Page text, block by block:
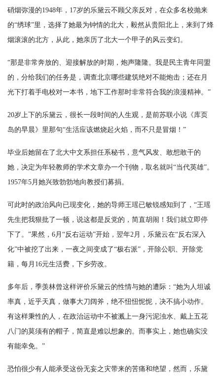
硝烟弥漫的1948年，17岁的乐黛云不顾父亲反对，在众多名校抛来
的“绣球”里，选择了她最为钟情的北大，毅然从贵阳北上，来到了烽
烟滚滚的北方，从此，她亲历了北大一个甲子的风云变幻。
“那是非常奔放的、迎接解放的时期，炮声隆隆。我是民主青年同盟
的，分给我们的任务是，调查北京哪些建筑绝对不能炮击；还在月
光下打着手电校对一本书，地下工作那时非常符合我的浪漫精神。”
20岁上下的乐黛云，很长一段时间的人生观，是前苏联小说《库页
岛的早晨》里那句“生活应该燃烧起火焰，而不只是冒烟！”
毕业后她留在了北大中文系担任系秘书，意气风发、敢想敢干的
她，决定为年轻教师的学术文章办一个刊物，取名就叫“当代英雄”。
1957年5月她兴致勃勃地向教授们募捐。
可此时的政治风向已现变化，她的导师王瑶已敏锐感知到了，“王瑶
先生把我狠批了一顿，说这都是反党的，简直胡闹！我们就立即停
下了。”果然，6月“反右运动”开始，翌年2月，乐黛云在“反右深入
化”中被挖了出来，一夜之间变成了“极右派”，开除公职、开除党
籍，每月16元生活费，下乡劳改。
多年后，季羡林曾这样评价乐黛云的性情与她的遭际：“她为人坦诚
率真，近乎天真，做事大刀阔斧，绝不忸忸怩怩，决不搞小动作。
有这样秉性的人，在政治运动中不被溅上一身污泥浊水、戴上五花
八门的莫须有的帽子，简直是难以想象的。而事实上，她也确实没
有能幸免。”
恐怕很少有人能承受这份无妄之灾带来的苦痛和绝望，然而，乐黛